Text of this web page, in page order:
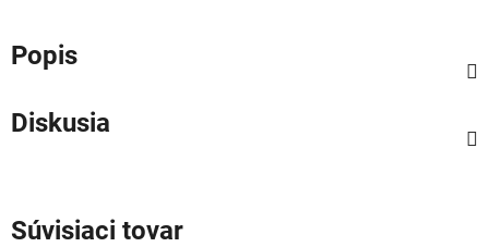
Popis
Diskusia
Súvisiaci tovar